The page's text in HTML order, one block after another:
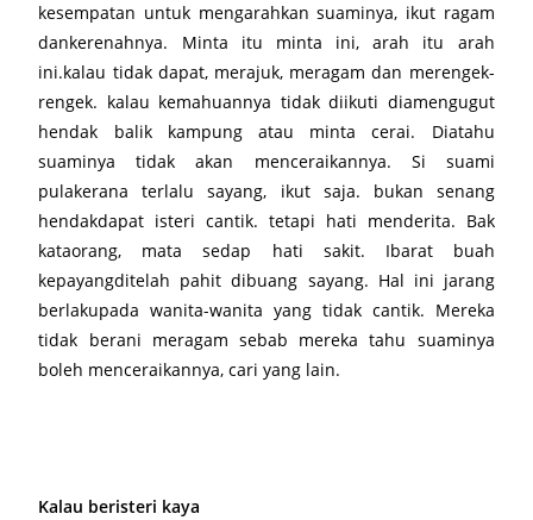
kesempatan untuk mengarahkan suaminya, ikut ragam
dankerenahnya. Minta itu minta ini, arah itu arah
ini.kalau tidak dapat, merajuk, meragam dan merengek-
rengek. kalau kemahuannya tidak diikuti diamengugut
hendak balik kampung atau minta cerai. Diatahu
suaminya tidak akan menceraikannya. Si suami
pulakerana terlalu sayang, ikut saja. bukan senang
hendakdapat isteri cantik. tetapi hati menderita. Bak
kataorang, mata sedap hati sakit. Ibarat buah
kepayangditelah pahit dibuang sayang. Hal ini jarang
berlakupada wanita-wanita yang tidak cantik. Mereka
tidak berani meragam sebab mereka tahu suaminya
boleh menceraikannya, cari yang lain.
Kalau beristeri kaya